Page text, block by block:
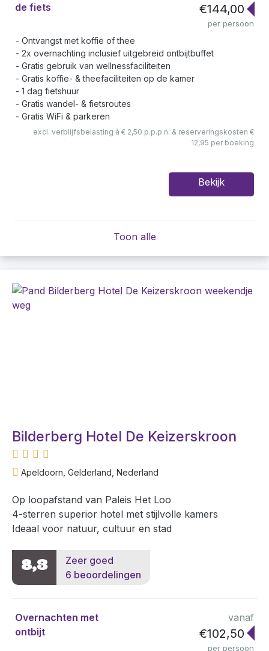
de fiets
€144,00
per persoon
Ontvangst met koffie of thee
2x overnachting inclusief uitgebreid ontbijtbuffet
Gratis gebruik van wellnessfaciliteiten
Gratis koffie- & theefaciliteiten op de kamer
1 dag fietshuur
Gratis wandel- & fietsroutes
Gratis WiFi & parkeren
excl. verblijfsbelasting à € 2,50 p.p.p.n. & reserveringskosten €
12,95 per boeking
Bekijk
Toon alle
Bilderberg Hotel De Keizerskroon
Apeldoorn, Gelderland, Nederland
Op loopafstand van Paleis Het Loo
4-sterren superior hotel met stijlvolle kamers
Ideaal voor natuur, cultuur en stad
8,3
Zeer goed
6 beoordelingen
Overnachten met
ontbijt
vanaf
€102,50
per persoon